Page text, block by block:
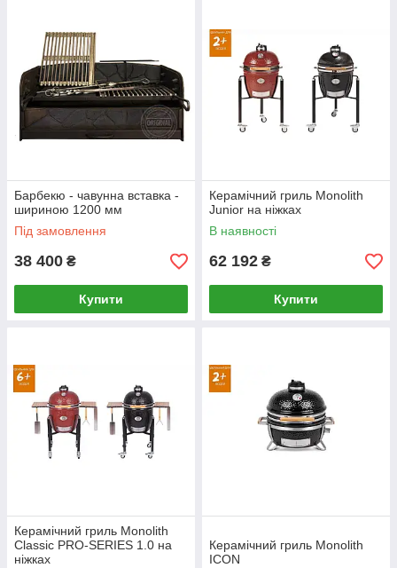
Барбекю - чавунна вставка -
шириною 1200 мм
Під замовлення
38 400 ₴
Купити
Керамічний гриль Monolith
Junior на ніжках
В наявності
62 192 ₴
Купити
Керамічний гриль Monolith
Classic PRO-SERIES 1.0 на
ніжках
Керамічний гриль Monolith
ICON